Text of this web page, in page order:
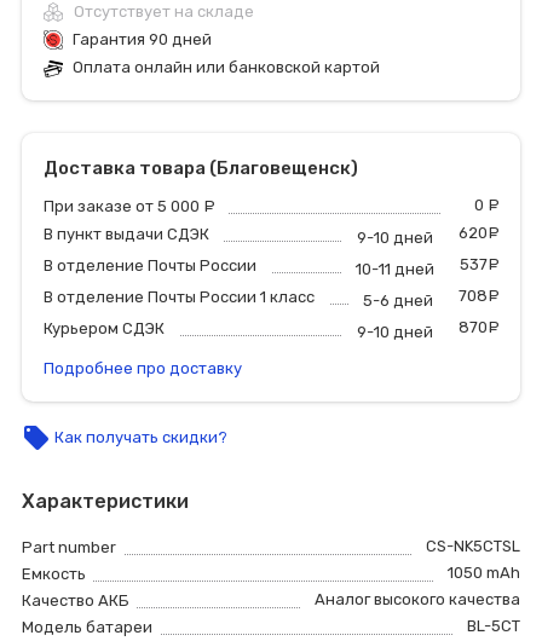
Отсутствует на складе
Гарантия 90 дней
Оплата онлайн или банковской картой
Доставка товара (Благовещенск)
При заказе от 5 000 0
В пункт выдачи СДЭК
9-10 дней 620
В отделение Почты России
10-11 дней 537
В отделение Почты России 1 класс
5-6 дней 708
Курьером СДЭК
9-10 дней 870
Подробнее про доставку
local_offer Как получать скидки?
Характеристики
Part number
CS-NK5CTSL
Емкость
1050 mAh
Качество АКБ
Аналог высокого качества
Модель батареи
BL-5CT